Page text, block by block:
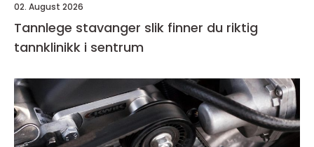
02. August 2026
Tannlege stavanger slik finner du riktig
tannklinikk i sentrum